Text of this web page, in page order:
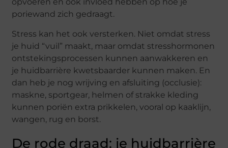
poriewand zich gedraagt.
Stress kan het ook versterken. Niet omdat stress
je huid “vuil” maakt, maar omdat stresshormonen
ontstekingsprocessen kunnen aanwakkeren en
je huidbarrière kwetsbaarder kunnen maken. En
dan heb je nog wrijving en afsluiting (occlusie):
maskne, sportgear, helmen of strakke kleding
kunnen poriën extra prikkelen, vooral op kaaklijn,
wangen, rug en borst.
De rode draad: je huidbarrière